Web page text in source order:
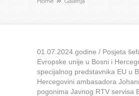
01.07.2024.godine / Posjeta
Evropske unije u Bosni i
specijalnog predstavnika EU u
Hercegovini ambasadora
pogonima Javnog RTV servisa